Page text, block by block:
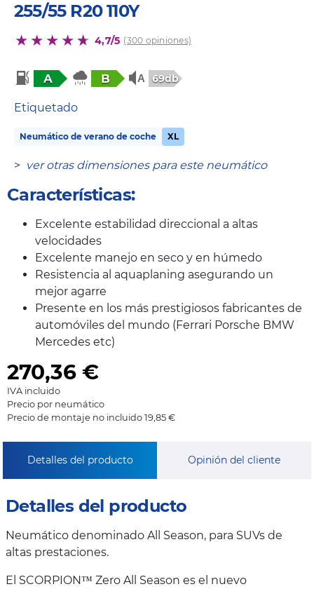
255/55 R20 110Y
4,7/5 (300 opiniones)
A B 69db
Etiquetado
Neumático de verano de coche XL
> ver otras dimensiones para este neumático
Características:
Excelente estabilidad direccional a altas
velocidades
Excelente manejo en seco y en húmedo
Resistencia al aquaplaning asegurando un
mejor agarre
Presente en los más prestigiosos fabricantes de
automóviles del mundo (Ferrari Porsche BMW
Mercedes etc)
270,36 €
IVA incluido
Precio por neumático
Precio de montaje no incluido 19,85 €
Detalles del producto Opinión del cliente
Detalles del producto
Neumático denominado All Season, para SUVs de
altas prestaciones.
El SCORPION™ Zero All Season es el nuevo